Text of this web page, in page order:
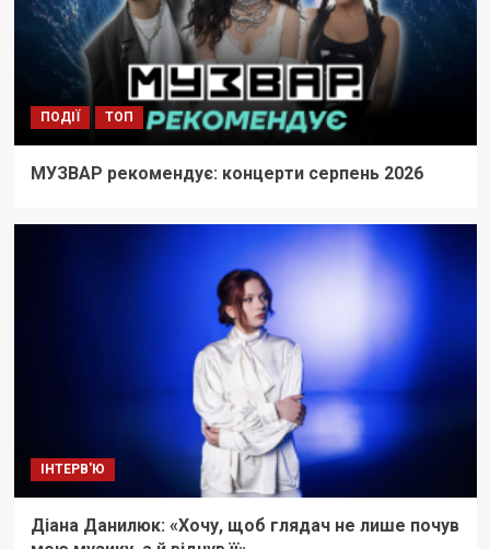
ПОДІЇ ТОП
МУЗВАР рекомендує: концерти серпень 2026
ІНТЕРВ'Ю
Діана Данилюк: «Хочу, щоб глядач не лише почув